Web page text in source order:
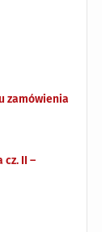
zamówienia
cz. II –